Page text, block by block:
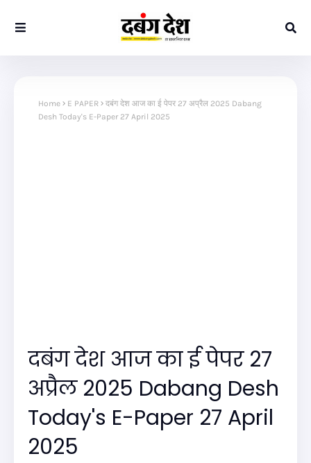
Home E PAPER
दबंग देश आज का ई पेपर 27 अप्रैल 2025 Dabang
Desh Today's E-Paper 27 April 2025
दबंग देश आज का ई पेपर 27
अप्रैल 2025 Dabang Desh
Today's E-Paper 27 April
2025